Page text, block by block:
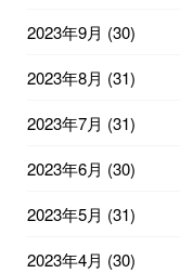
2023年9月 (30)
2023年8月 (31)
2023年7月 (31)
2023年6月 (30)
2023年5月 (31)
2023年4月 (30)